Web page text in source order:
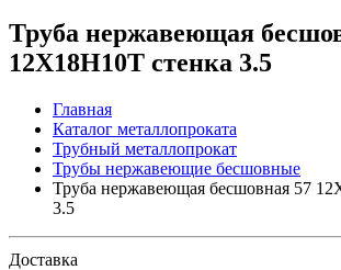
Труба нержавеющая
12Х18Н10Т стенка 3.5
Главная
Каталог металлопроката
Трубный металлопрокат
Трубы нержавеющие бесшовные
Труба нержавеющая бесшовная 57
3.5
Доставка